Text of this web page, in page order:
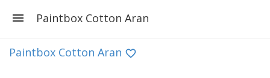
Paintbox Cotton Aran
Paintbox Cotton Aran